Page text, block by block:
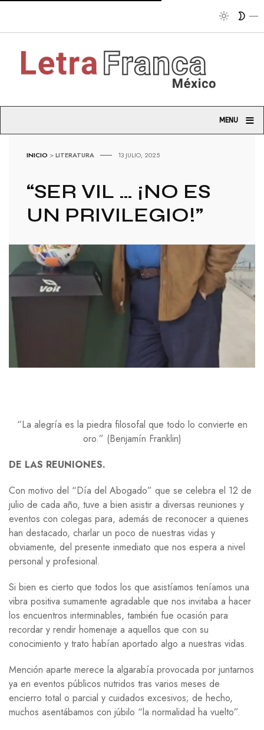
MENU ≡
INICIO >LITERATURA 13 JULIO, 2025
“SER VIL … ¡NO ES
UN PRIVILEGIO!”
“La alegría es la piedra filosofal que todo lo convierte en
oro.” (Benjamín Franklin)
DE LAS REUNIONES.
Con motivo del “Día del Abogado” que se celebra el 12 de
julio de cada año, tuve a bien asistir a diversas reuniones y
eventos con colegas para, además de reconocer a quienes
han destacado, charlar un poco de nuestras vidas y
obviamente, del presente inmediato que nos espera a nivel
personal y profesional.
Si bien es cierto que todos los que asistíamos teníamos una
vibra positiva sumamente agradable que nos invitaba a hacer
los encuentros interminables, también fue ocasión para
recordar y rendir homenaje a aquellos que con su
conocimiento y trato habían aportado algo a nuestras vidas.
Mención aparte merece la algarabía provocada por juntarnos
ya en eventos públicos nutridos tras varios meses de
encierro total o parcial y cuidados excesivos; de hecho,
muchos asentábamos con júbilo “la normalidad ha vuelto”.